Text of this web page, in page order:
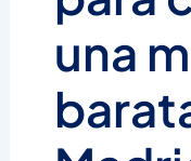
una